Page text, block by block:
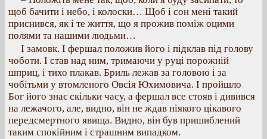
щоб бачити і небо, і колоски… Щоб і сон мені такий
приснився, як і те життя, що я прожив поміж оцими
полями та нашими людьми…
І замовк. І фершал положив його і підклав під голову
чоботи. І став над ним, тримаючи у руці порожній
шприц, і тихо плакав. Бриль лежав за головою і за
чобітьми у втомленого Овсія Юхимовича. І пройшло
Бог його знає скільки часу, а фершал все стояв і дивився
на лежачого, але, видно, він не ждав ніякого цікавого
передсмертного явища. Видно, він був пришиблений
таким спокійним і страшним випадком.